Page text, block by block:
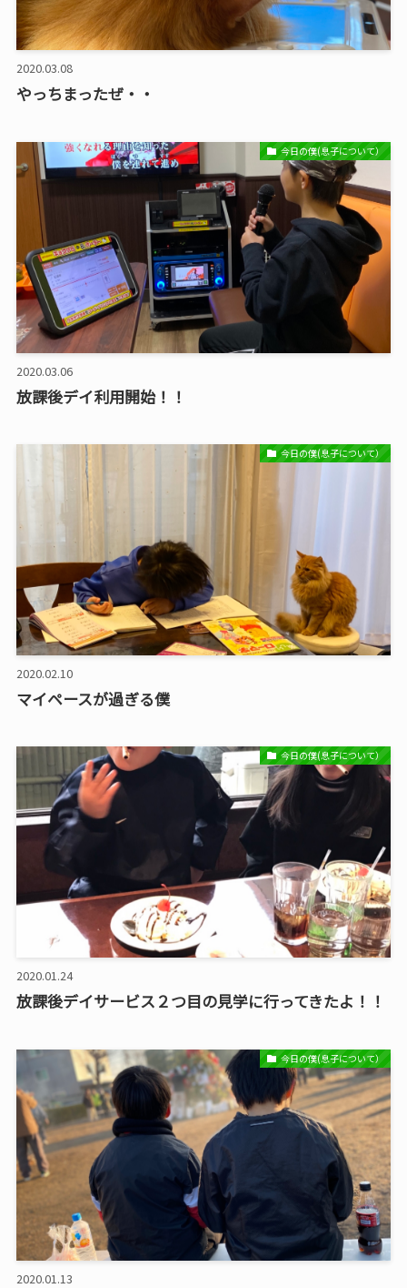
2020.03.08
やっちまったぜ・・
今日の僕(息子について）
2020.03.06
放課後デイ利用開始！！
今日の僕(息子について）
2020.02.10
マイペースが過ぎる僕
今日の僕(息子について）
2020.01.24
放課後デイサービス２つ目の見学に行ってきたよ！！
今日の僕(息子について）
2020.01.13